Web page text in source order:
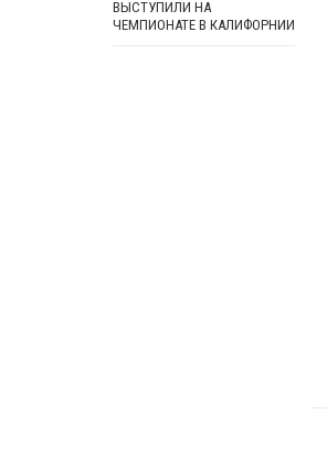
ВЫСТУПИЛИ НА
ЧЕМПИОНАТЕ В КАЛИФОРНИИ